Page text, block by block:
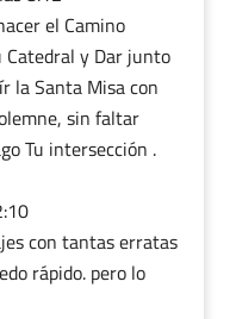
el Camino
Catedral y Dar junto
la Santa Misa con
sin faltar
Tu intersección .
con tantas erratas
rápido. pero lo